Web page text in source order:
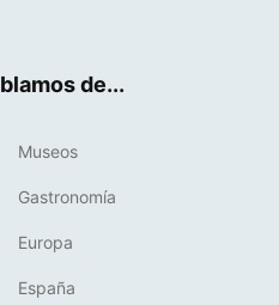
de...
Museos
Gastronomía
Europa
España